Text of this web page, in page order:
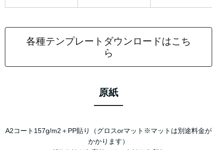
各種テンプレートダウンロードはこち
ら
原紙
A2コート157g/m2＋PP貼り（グロスorマット※マットは別途料金が
かかります）